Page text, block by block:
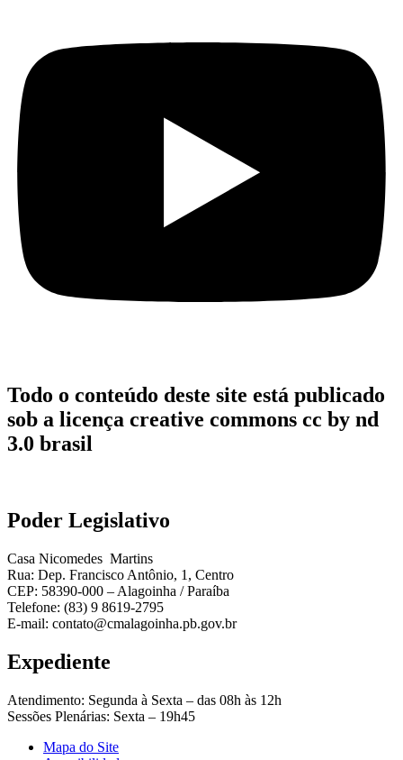
Todo o conteúdo deste site está publicado
sob a licença creative commons cc by nd
3.0 brasil
Poder Legislativo
Casa Nicomedes Martins
Rua: Dep. Francisco Antônio, 1, Centro
CEP: 58390-000 – Alagoinha / Paraíba
Telefone: (83) 9 8619-2795
E-mail: contato@cmalagoinha.pb.gov.br
Expediente
Atendimento: Segunda à Sexta – das 08h às 12h
Sessões Plenárias: Sexta – 19h45
Mapa do Site